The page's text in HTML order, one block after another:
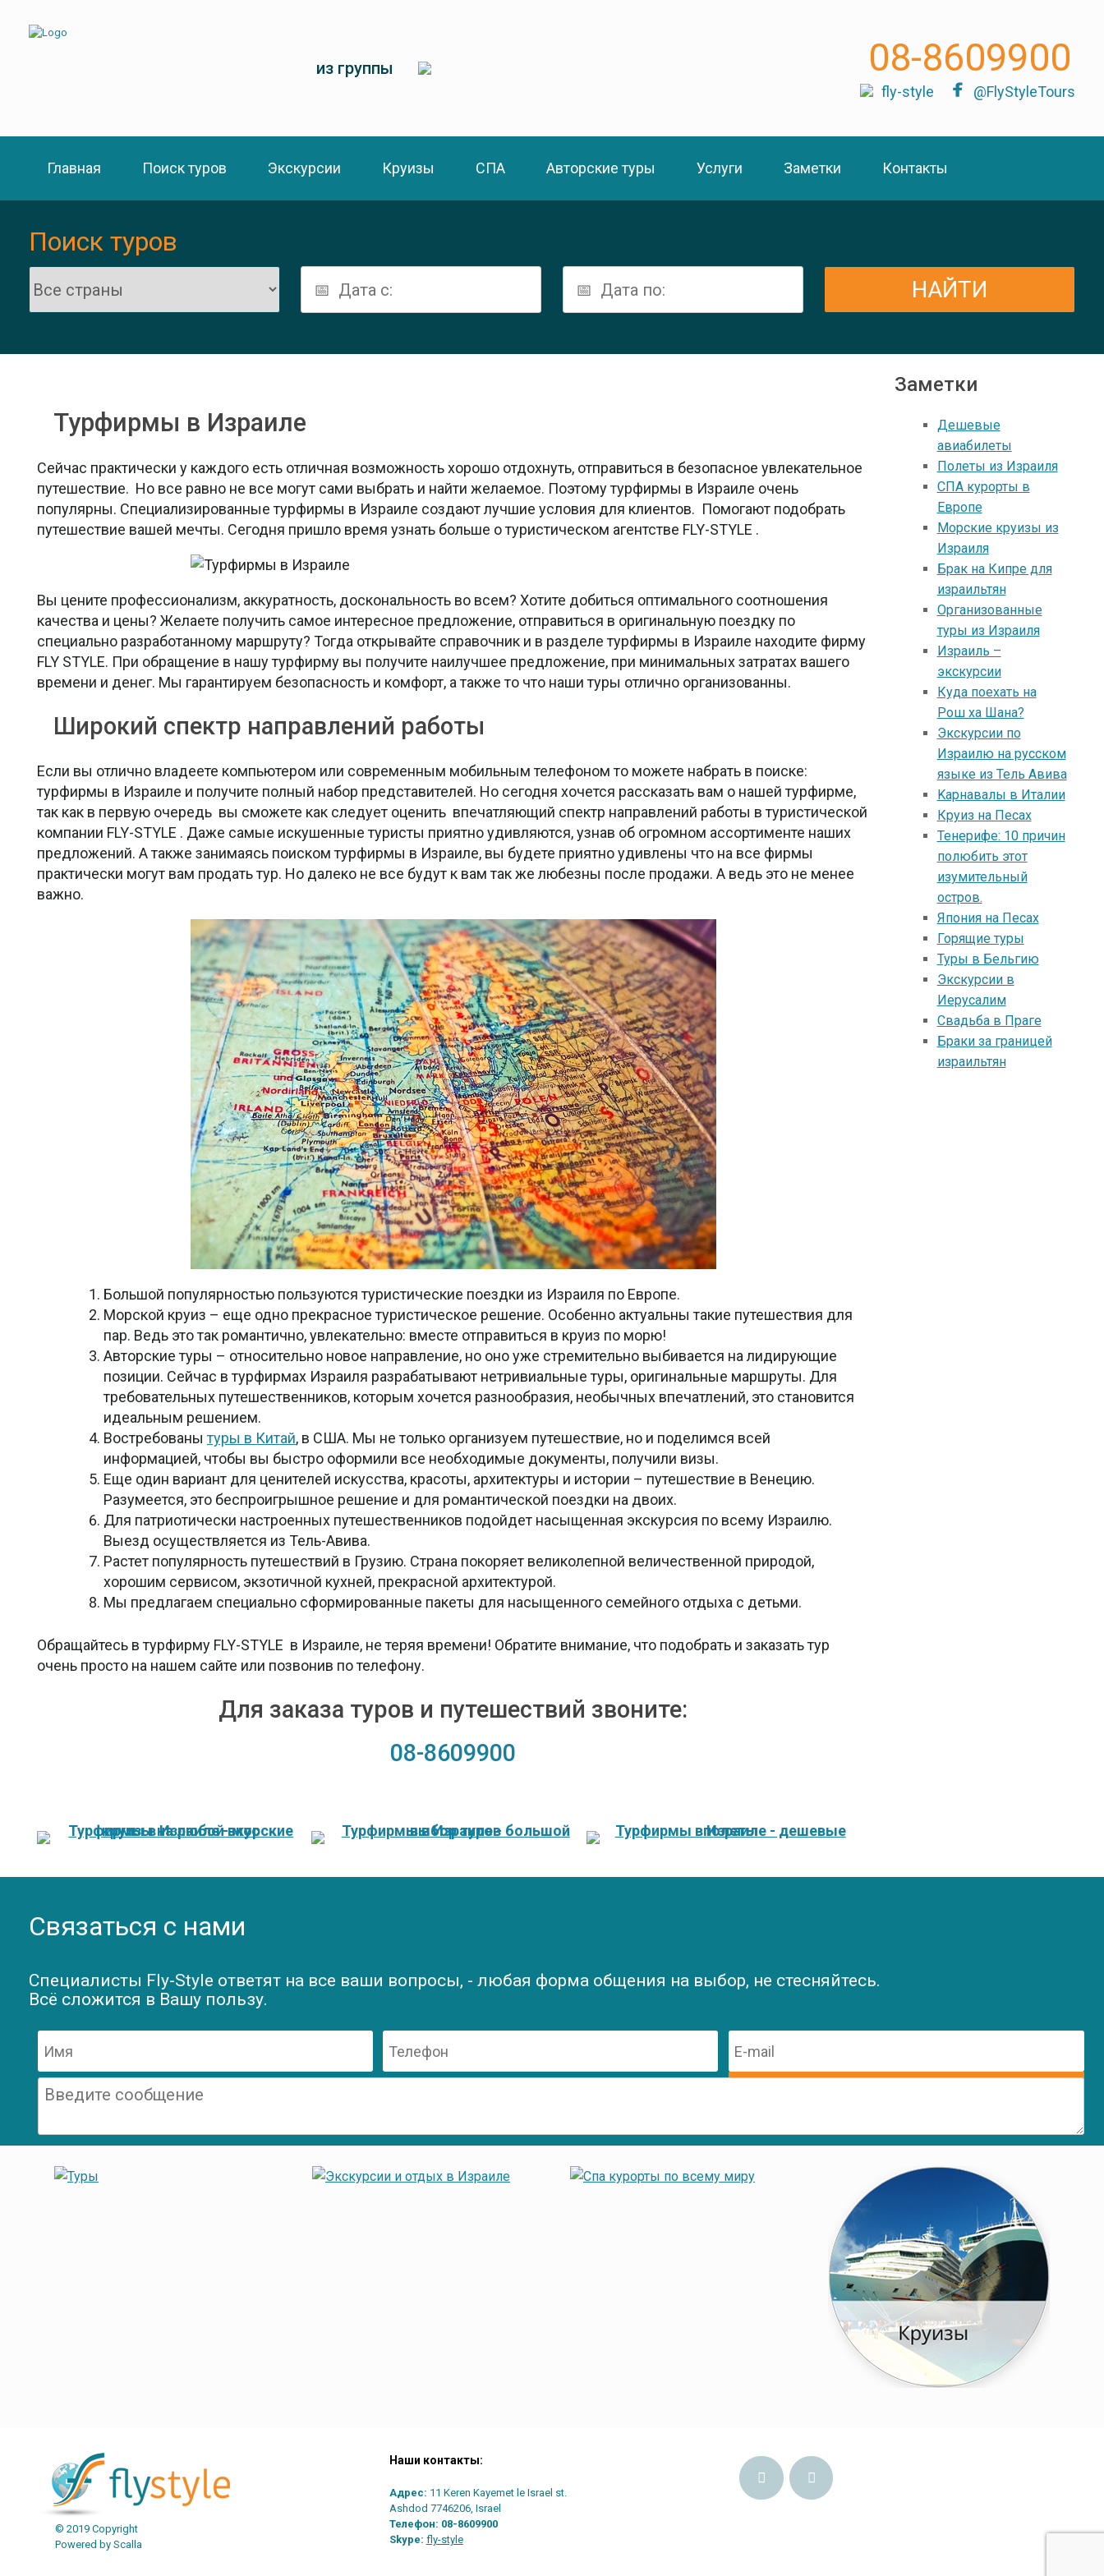
из группы 08-8609900
fly-style @FlyStyleTours
Главная Поиск туров Экскурсии Круизы СПА Авторские туры Услуги Заметки Контакты
Поиск туров
Турфирмы в Израиле
Сейчас практически у каждого есть отличная возможность хорошо отдохнуть, отправиться в безопасное увлекательное
путешествие. Но все равно не все могут сами выбрать и найти желаемое. Поэтому турфирмы в Израиле очень
популярны. Специализированные турфирмы в Израиле создают лучшие условия для клиентов. Помогают подобрать
путешествие вашей мечты. Сегодня пришло время узнать больше о туристическом агентстве FLY-STYLE .
Вы цените профессионализм, аккуратность, доскональность во всем? Хотите добиться оптимального соотношения
качества и цены? Желаете получить самое интересное предложение, отправиться в оригинальную поездку по
специально разработанному маршруту? Тогда открывайте справочник и в разделе турфирмы в Израиле находите фирму
FLY STYLE. При обращение в нашу турфирму вы получите наилучшее предложение, при минимальных затратах вашего
времени и денег. Мы гарантируем безопасность и комфорт, а также то что наши туры отлично организованны.
Широкий спектр направлений работы
Если вы отлично владеете компьютером или современным мобильным телефоном то можете набрать в поиске:
турфирмы в Израиле и получите полный набор представителей. Но сегодня хочется рассказать вам о нашей турфирме,
так как в первую очередь вы сможете как следует оценить впечатляющий спектр направлений работы в туристической
компании FLY-STYLE . Даже самые искушенные туристы приятно удивляются, узнав об огромном ассортименте наших
предложений. А также занимаясь поиском турфирмы в Израиле, вы будете приятно удивлены что на все фирмы
практически могут вам продать тур. Но далеко не все будут к вам так же любезны после продажи. А ведь это не менее
важно.
Большой популярностью пользуются туристические поездки из Израиля по Европе.
Морской круиз – еще одно прекрасное туристическое решение. Особенно актуальны такие путешествия для
пар. Ведь это так романтично, увлекательно: вместе отправиться в круиз по морю!
Авторские туры – относительно новое направление, но оно уже стремительно выбивается на лидирующие
позиции. Сейчас в турфирмах Израиля разрабатывают нетривиальные туры, оригинальные маршруты. Для
требовательных путешественников, которым хочется разнообразия, необычных впечатлений, это становится
идеальным решением.
Востребованытуры в Китай, в США. Мы не только организуем путешествие, но и поделимся всей
информацией, чтобы вы быстро оформили все необходимые документы, получили визы.
Еще один вариант для ценителей искусства, красоты, архитектуры и истории – путешествие в Венецию.
Разумеется, это беспроигрышное решение и для романтической поездки на двоих.
Для патриотически настроенных путешественников подойдет насыщенная экскурсия по всему Израилю.
Выезд осуществляется из Тель-Авива.
Растет популярность путешествий в Грузию. Страна покоряет великолепной величественной природой,
хорошим сервисом, экзотичной кухней, прекрасной архитектурой.
Мы предлагаем специально сформированные пакеты для насыщенного семейного отдыха с детьми.
Обращайтесь в турфирму FLY-STYLE в Израиле, не теряя времени! Обратите внимание, что подобрать и заказать тур
очень просто на нашем сайте или позвонив по телефону.
Для заказа туров и путешествий звоните:
08-8609900
Заметки
Дешевые
авиабилеты
Полеты из Израиля
СПА курорты в
Европе
Морские круизы из
Израиля
Брак на Кипре для
израильтян
Организованные
туры из Израиля
Израиль –
экскурсии
Куда поехать на
Рош ха Шана?
Экскурсии по
Израилю на русском
языке из Тель Авива
Kарнавалы в Италии
Круиз на Песах
Тенерифе: 10 причин
полюбить этот
изумительный
остров.
Япония на Песах
Горящие туры
Туры в Бельгию
Экскурсии в
Иерусалим
Свадьба в Праге
Браки за границей
израильтян
Связаться с нами
Специалисты Fly-Style ответят на все ваши вопросы, - любая форма общения на выбор, не стесняйтесь.
Всё сложится в Вашу пользу.
© 2019 Copyright
Powered by Scalla
Наши контакты:
Адрес: 11 Keren Kayemet le Israel st.
Ashdod 7746206, Israel
Телефон: 08-8609900
Skype: fly-style